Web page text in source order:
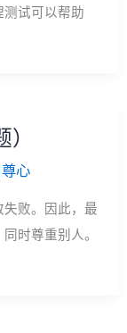
试可以帮助
心
败。因此，最
时尊重别人。